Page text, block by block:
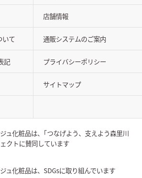
店舗情報
いて 通販システムのご案内
記 プライバシーポリシー
サイトマップ
ュ化粧品は、 ｢つなげよう、支えよう森里川
クトに賛同しています
ュ化粧品は、 SDGsに取り組んでいます